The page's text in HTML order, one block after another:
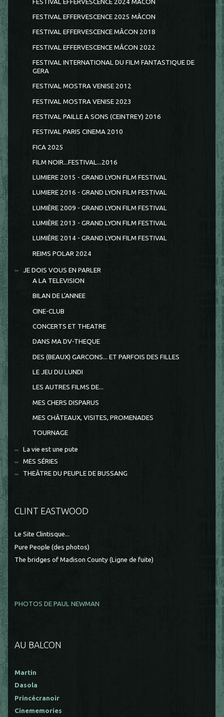
FESTIVAL EFFERVESCENCE 2024 MÂCON
FESTIVAL EFFERVESCENCE 2025 MÂCON
FESTIVAL EFFERVESCENCE MÂCON 2018
FESTIVAL EFFERVESCENCE MÂCON 2022
FESTIVAL INTERNATIONAL DU FILM FANTASTIQUE DE
GERA
FESTIVAL MOSTRA VENISE 2012
FESTIVAL MOSTRA VENISE 2023
FESTIVAL PAILLE A SONS (CEINTREY) 2016
FESTIVAL PARIS CINEMA 2010
FICA 2025
FILM NOIR...FESTIVAL...2016
LUMIERE 2015 - GRAND LYON FILM FESTIVAL
LUMIERE 2016 - GRAND LYON FILM FESTIVAL
LUMIÈRE 2009 - GRAND LYON FILM FESTIVAL
LUMIÈRE 2013 - GRAND LYON FILM FESTIVAL
LUMIÈRE 2014 - GRAND LYON FILM FESTIVAL
REIMS POLAR 2024
JE DOIS VOUS EN PARLER
A LA TELEVISION
BILAN DE L'ANNEE
CINE-CLUB
CONCERTS ET THEATRE
DANS MA DV-THEQUE
DES (BEAUX) GARCONS... ET PARFOIS DES FILLES
LE JEU DU LUNDI
LES AUTRES FILMS DE...
MES CHERS DISPARUS
MES CHÂTEAUX, VISITES, PROMENADES
TOURNAGE
La vie est une pute
MES SÉRIES
THEÂTRE DU PEUPLE DE BUSSANG
CLINT EASTWOOD
Le Site Clintisque...
Pure People (des photos)
The bridges of Madison County (Ligne de fuite)
PHOTOS DE PAUL NEWMAN
AU BALCON
Martin
Dasola
Princécranoir
Cinememories